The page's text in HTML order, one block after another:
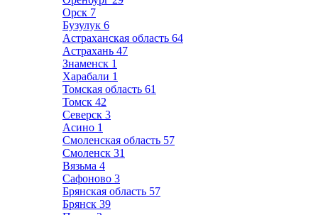
Орск 7
Бузулук 6
Астраханская область 64
Астрахань 47
Знаменск 1
Харабали 1
Томская область 61
Томск 42
Северск 3
Асино 1
Смоленская область 57
Смоленск 31
Вязьма 4
Сафоново 3
Брянская область 57
Брянск 39